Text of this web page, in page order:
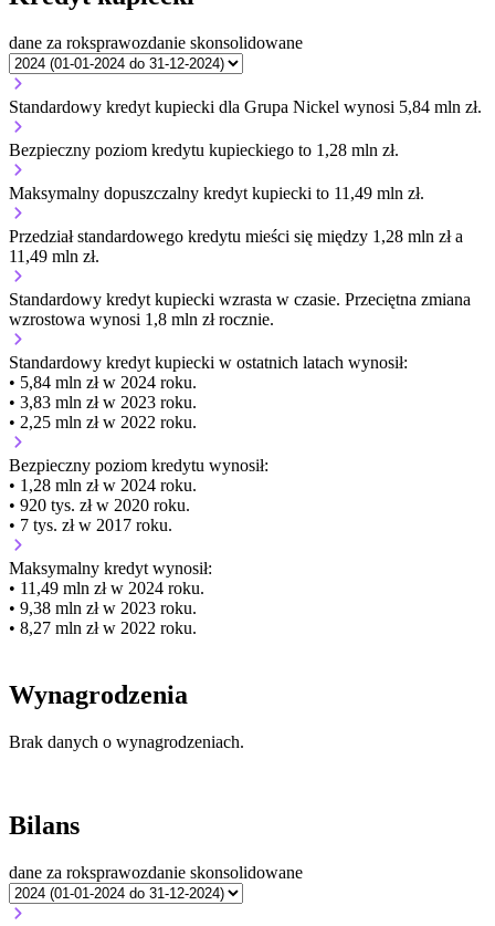
dane za roksprawozdanie skonsolidowane
Standardowy kredyt kupiecki dla Grupa Nickel wynosi 5,84 mln zł.
Bezpieczny poziom kredytu kupieckiego to 1,28 mln zł.
Maksymalny dopuszczalny kredyt kupiecki to 11,49 mln zł.
Przedział standardowego kredytu mieści się między 1,28 mln zł a
11,49 mln zł.
Standardowy kredyt kupiecki wzrasta w czasie. Przeciętna zmiana
wzrostowa wynosi 1,8 mln zł rocznie.
Standardowy kredyt kupiecki w ostatnich latach wynosił:
• 5,84 mln zł w 2024 roku.
• 3,83 mln zł w 2023 roku.
• 2,25 mln zł w 2022 roku.
Bezpieczny poziom kredytu wynosił:
• 1,28 mln zł w 2024 roku.
• 920 tys. zł w 2020 roku.
• 7 tys. zł w 2017 roku.
Maksymalny kredyt wynosił:
• 11,49 mln zł w 2024 roku.
• 9,38 mln zł w 2023 roku.
• 8,27 mln zł w 2022 roku.
Wynagrodzenia
Brak danych o wynagrodzeniach.
Bilans
dane za roksprawozdanie skonsolidowane